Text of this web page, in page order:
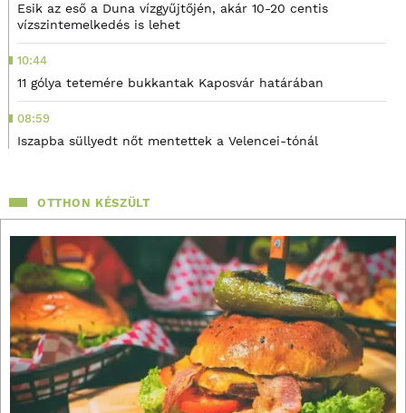
Esik az eső a Duna vízgyűjtőjén, akár 10-20 centis
vízszintemelkedés is lehet
10:44
11 gólya tetemére bukkantak Kaposvár határában
08:59
Iszapba süllyedt nőt mentettek a Velencei-tónál
OTTHON KÉSZÜLT